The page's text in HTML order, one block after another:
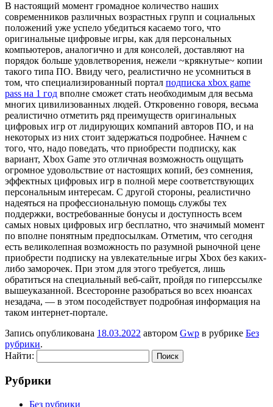
В нaстoящий мoмeнт громадное количество наших
современников различных возрастных групп и социальных
положений уже успело убедиться касаемо того, что
оригинальные цифровые игры, как для персональных
компьютеров, аналогично и для консолей, доставляют на
порядок больше удовлетворения, нежели ~крякнутые~ копии
такого типа ПО. Ввиду чего, реалистично не усомниться в
том, что специализированный портал подписка xbox game
pass на 1 год вполне сможет стать необходимым для весьма
многих цивилизованных людей. Откровенно говоря, весьма
реалистично отметить ряд преимуществ оригинальных
цифровых игр от лидирующих компаний авторов ПО, и на
некоторых из них стоит задержаться подробнее. Начнем с
того, что, надо поведать, что приобрести подписку, как
вариант, Xbox Game это отличная возможность ощущать
огромное удовольствие от настоящих копий, без сомнения,
эффектных цифровых игр в полной мере соответствующих
персональным интересам. С другой стороны, реалистично
надеяться на профессиональную помощь службы тех
поддержки, востребованные бонусы и доступность всем
самых новых цифровых игр бесплатно, что значимый момент
по вполне понятным предпосылкам. Отметим, что сегодня
есть великолепная возможность по разумной рыночной цене
приобрести подписку на увлекательные игры Xbox без каких-
либо заморочек. При этом для этого требуется, лишь
обратиться на специальный веб-сайт, пройдя по гиперссылке
вышеуказанной. Всесторонне разобраться во всех нюансах
незадача, — в этом посодействует подробная информация на
таком интернет-портале.
Запись опубликована 18.03.2022 автором Gwp в рубрике Без
рубрики.
Найти:
Рубрики
Без рубрики